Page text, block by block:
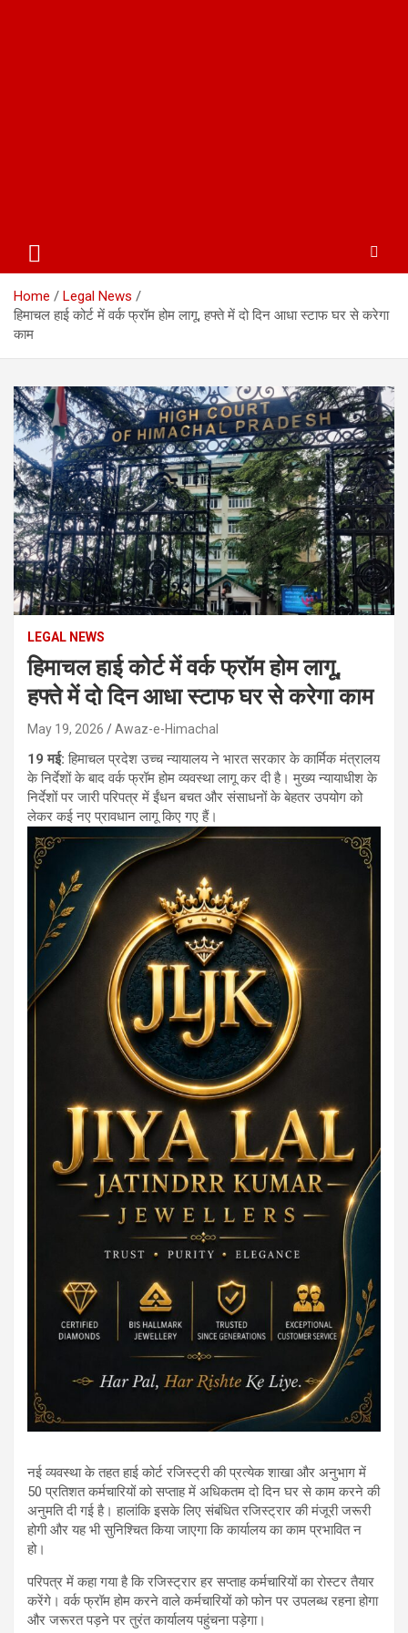
Home
Legal News
हिमाचल हाई कोर्ट में वर्क फ्रॉम होम लागू, हफ्ते में दो दिन आधा स्टाफ घर से करेगा
काम
LEGAL NEWS
हिमाचल हाई कोर्ट में वर्क फ्रॉम होम लागू,
हफ्ते में दो दिन आधा स्टाफ घर से करेगा काम
May 19, 2026 Awaz-e-Himachal
19 मई:हिमाचल प्रदेश उच्च न्यायालय ने भारत सरकार के कार्मिक मंत्रालय
के निर्देशों के बाद वर्क फ्रॉम होम व्यवस्था लागू कर दी है। मुख्य न्यायाधीश के
निर्देशों पर जारी परिपत्र में ईंधन बचत और संसाधनों के बेहतर उपयोग को
लेकर कई नए प्रावधान लागू किए गए हैं।
नई व्यवस्था के तहत हाई कोर्ट रजिस्ट्री की प्रत्येक शाखा और अनुभाग में
50 प्रतिशत कर्मचारियों को सप्ताह में अधिकतम दो दिन घर से काम करने की
अनुमति दी गई है। हालांकि इसके लिए संबंधित रजिस्ट्रार की मंजूरी जरूरी
होगी और यह भी सुनिश्चित किया जाएगा कि कार्यालय का काम प्रभावित न
हो।
परिपत्र में कहा गया है कि रजिस्ट्रार हर सप्ताह कर्मचारियों का रोस्टर तैयार
करेंगे। वर्क फ्रॉम होम करने वाले कर्मचारियों को फोन पर उपलब्ध रहना होगा
और जरूरत पड़ने पर तुरंत कार्यालय पहुंचना पड़ेगा।